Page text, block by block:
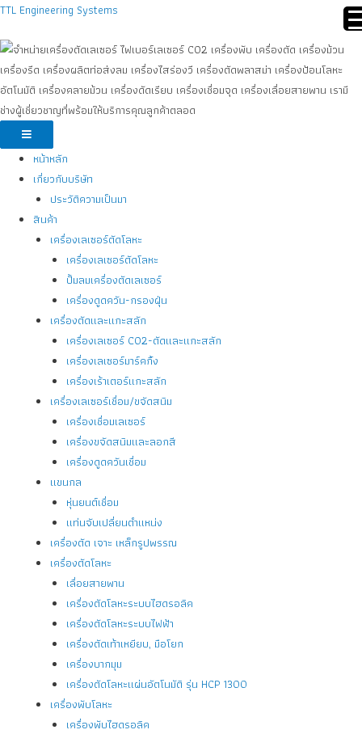
TTL Engineering Systems
หน้าหลัก
เกี่ยวกับบริษัท
ประวัติความเป็นมา
สินค้า
เครื่องเลเซอร์ตัดโลหะ
เครื่องเลเซอร์ตัดโลหะ
ปั้มลมเครื่องตัดเลเซอร์
เครื่องดูดควัน-กรองฝุ่น
เครื่องตัดและแกะสลัก
เครื่องเลเซอร์ CO2-ตัดและแกะสลัก
เครื่องเลเซอร์มาร์คกิ้ง
เครื่องเร้าเตอร์แกะสลัก
เครื่องเลเซอร์เชื่อม/ขจัดสนิม
เครื่องเชื่อมเลเซอร์
เครื่องขจัดสนิมและลอกสี
เครื่องดูดควันเชื่อม
แขนกล
หุ่นยนต์เชื่อม
แท่นจับเปลี่ยนตำแหน่ง
เครื่องตัด เจาะ เหล็กรูปพรรณ
เครื่องตัดโลหะ
เลื่อยสายพาน
เครื่องตัดโลหะระบบไฮดรอลิค
เครื่องตัดโลหะระบบไฟฟ้า
เครื่องตัดเท้าเหยียบ, มือโยก
เครื่องบากมุม
เครื่องตัดโลหะแผ่นอัตโนมัติ รุ่น HCP 1300
เครื่องพับโลหะ
เครื่องพับไฮดรอลิค